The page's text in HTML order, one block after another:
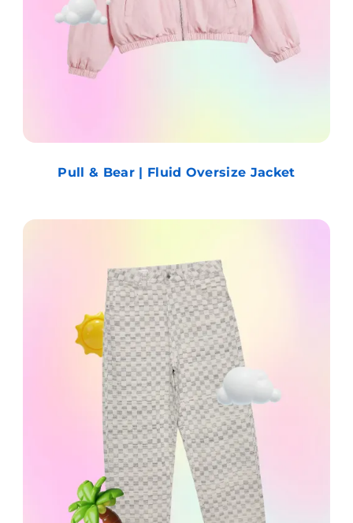
Pull & Bear | Fluid Oversize Jacket